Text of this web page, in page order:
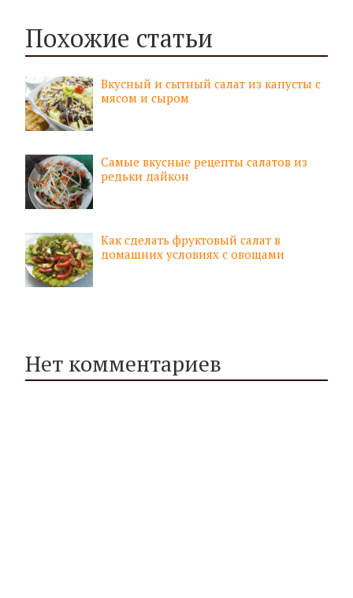
Похожие статьи
Вкусный и сытный салат из капусты с
мясом и сыром
Самые вкусные рецепты салатов из
редьки дайкон
Как сделать фруктовый салат в
домашних условиях с овощами
Нет комментариев